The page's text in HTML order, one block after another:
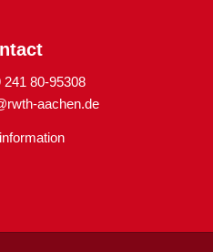
241 80-95308
aachen.de